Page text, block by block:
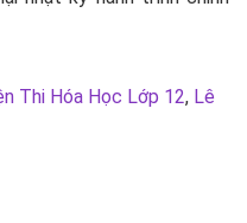
Thi Hóa Học Lớp 12, Lê